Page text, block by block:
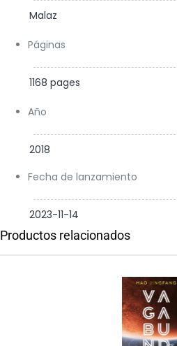
Malaz
Páginas
1168 pages
Año
2018
Fecha de lanzamiento
2023-11-14
Productos relacionados